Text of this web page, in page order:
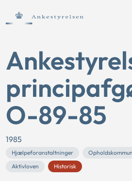
O-89-85
1985
Hjælpeforanstaltninger
Aktivloven
Historisk